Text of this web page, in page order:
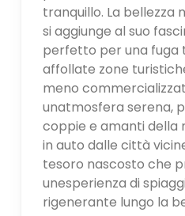
tranquillo. La
si aggiunge al suo
perfetto per una fuga
affollate zone
meno
unatmosfera serena,
coppie e amanti della
in auto dalle città
tesoro nascosto che
unesperienza di
rigenerante lungo la